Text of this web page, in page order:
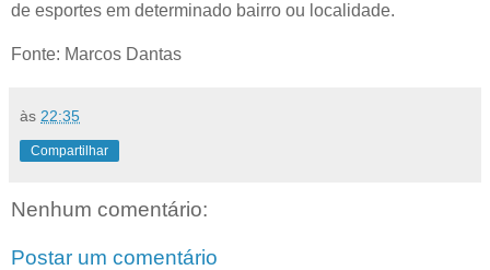
de esportes em determinado bairro ou localidade.
Fonte: Marcos Dantas
às 22:35
Compartilhar
Nenhum comentário:
Postar um comentário